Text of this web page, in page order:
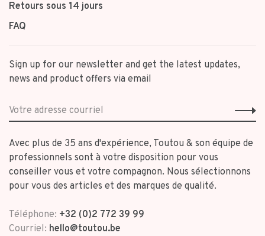
Retours sous 14 jours
FAQ
Sign up for our newsletter and get the latest updates,
news and product offers via email
Avec plus de 35 ans d'expérience, Toutou & son équipe de
professionnels sont à votre disposition pour vous
conseiller vous et votre compagnon. Nous sélectionnons
pour vous des articles et des marques de qualité.
Téléphone: +32 (0)2 772 39 99
Courriel: hello@toutou.be